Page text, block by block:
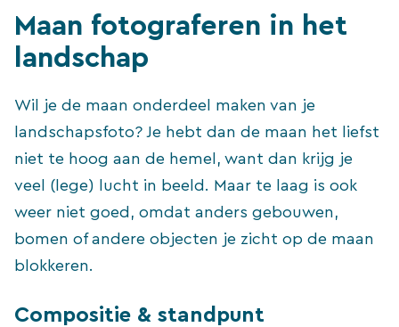
Maan fotograferen in het
landschap
Wil je de maan onderdeel maken van je
landschapsfoto? Je hebt dan de maan het liefst
niet te hoog aan de hemel, want dan krijg je
veel (lege) lucht in beeld. Maar te laag is ook
weer niet goed, omdat anders gebouwen,
bomen of andere objecten je zicht op de maan
blokkeren.
Compositie & standpunt